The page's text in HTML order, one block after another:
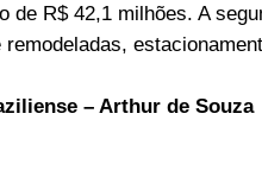
R$ 42,1 milhões. A
– Arthur de Souza